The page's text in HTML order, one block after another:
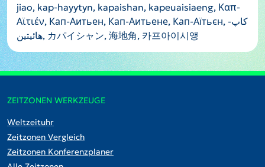
jiao, kap-hayytyn, kapaishan, kapeuaisiaeng, Καπ-
Αϊτιέν, Кап-Аитьен, Кап-Аитьене, Кап-Аїтьєн, کاپ-
هائیتین, カパイシャン, 海地角, 카프아이시앵
ZEITZONEN WERKZEUGE
Weltzeituhr
Zeitzonen Vergleich
Zeitzonen Konferenzplaner